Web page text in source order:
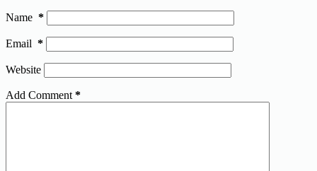
Name *
Email *
Website
Add Comment *